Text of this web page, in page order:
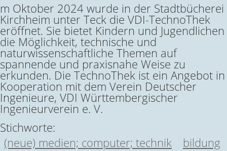
m Oktober 2024 wurde in der Stadtbücherei
Kirchheim unter Teck die VDI-TechnoThek
eröffnet. Sie bietet Kindern und Jugendlichen
die Möglichkeit, technische und
naturwissenschaftliche Themen auf
spannende und praxisnahe Weise zu
erkunden. Die TechnoThek ist ein Angebot in
Kooperation mit dem Verein Deutscher
Ingenieure, VDI Württembergischer
Ingenieurverein e. V.
Stichworte:
(neue) medien; computer; technik
bildung